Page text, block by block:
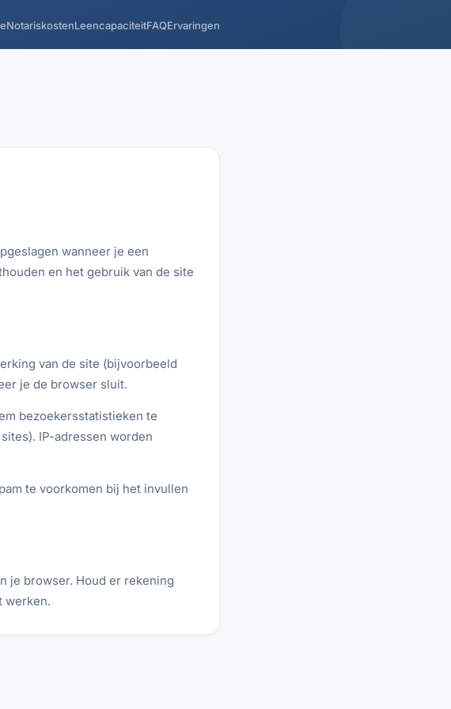
NotariskostenLeencapaciteitFAQErvaringen
wanneer je een
en het gebruik van de site
van de site (bijvoorbeeld
je de browser sluit.
bezoekersstatistieken te
IP-adressen worden
te voorkomen bij het invullen
je browser. Houd er rekening
werken.